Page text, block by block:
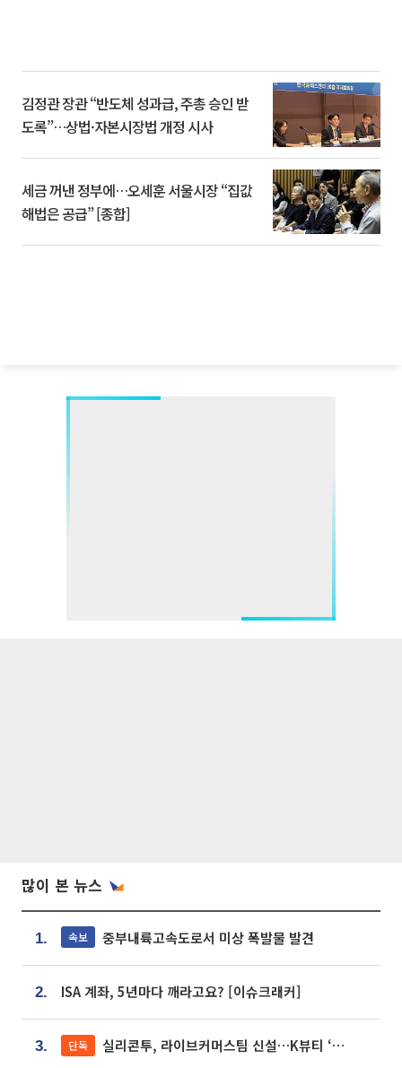
김정관 장관 “반도체 성과급, 주총 승인 받
도록”…상법·자본시장법 개정 시사
세금 꺼낸 정부에…오세훈 서울시장 “집값
해법은 공급” [종합]
많이 본 뉴스
1. 속보 중부내륙고속도로서 미상 폭발물 발견
2. ISA 계좌, 5년마다 깨라고요? [이슈크래커]
3. 단독 실리콘투, 라이브커머스팀 신설…K뷰티 ‘글로벌 판매망’ 확대[K뷰티 라방戰]